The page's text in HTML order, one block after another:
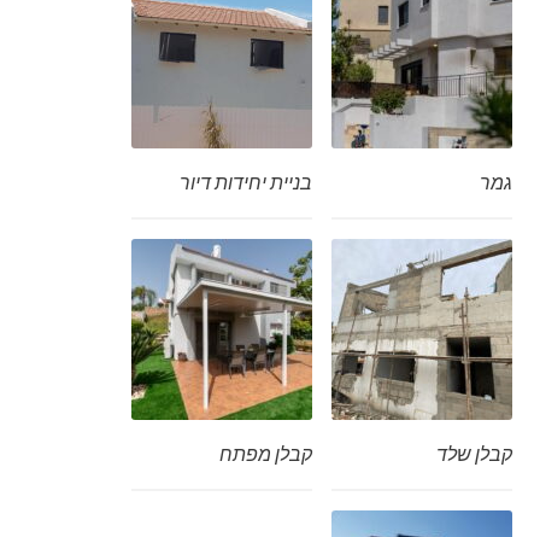
גמר בניית יחידות דיור
קבלן שלד קבלן מפתח